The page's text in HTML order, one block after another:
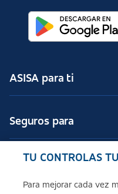
ASISA para ti
Seguros para
Seguros de ASISA
TU CONTROLAS
Para mejorar cada vez